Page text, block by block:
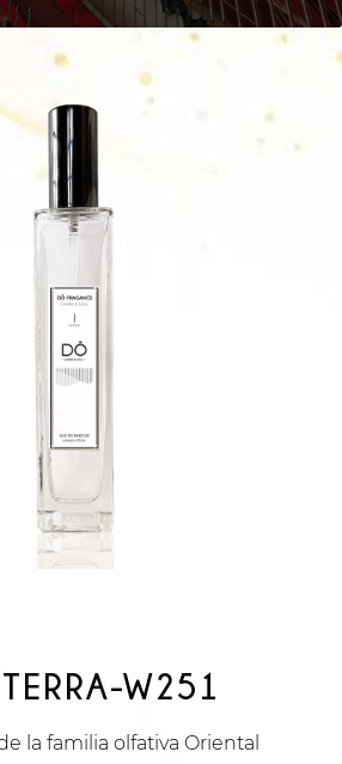
W251
la familia olfativa Oriental